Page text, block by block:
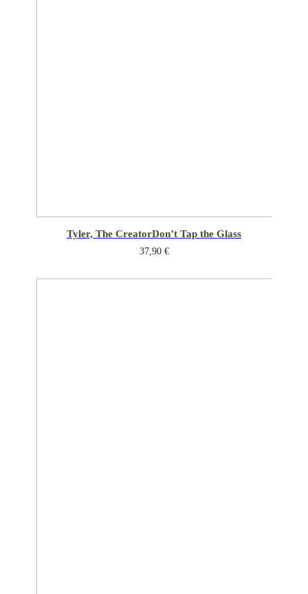
Tyler, The CreatorDon’t Tap the Glass
37,90 €